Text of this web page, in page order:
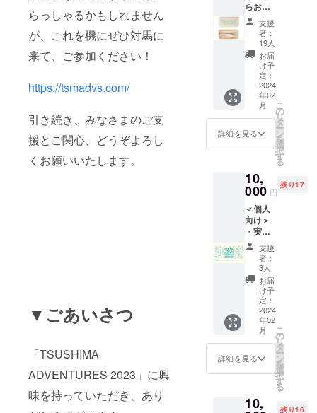
らっしゃるかもしれません
が、これを機にぜひ対馬に
来て、ご参加ください！
https://tsmadvs.com/
引き続き、みなさまのご支
援とご関心、どうぞよろし
くお願いいたします。
▼ごあいさつ
「TSUSHIMA
ADVENTURES 2023」に興
味を持っていただき、あり
※1 ユー
ザー名
以外の
掲載を
ご希望
の方
は、備
考欄に
ご記入
くださ
い。
らお礼
メッ
セージ
・公式
サイト
にユー
ザー名
を掲載
（※1）
・TAと
「村松
拓と伊
地知
潔」オ
ルコラ
ボカト
ラリー
セット
（サイ
ン入
り）
（※2）
・「村
松拓と
伊地知
潔」に
よるTA
オリジ
ナルレ
シピ ※1
ユー
ご希望
支援
者：
19人
お届
け予
定：
2024
年02
月
詳細を見る
こ
の
リ
タ
ー
ン
を
選
択
す
る
10,
000 円
残り17
＜個人
向け＞
・実行
委員か
らお礼
メッ
セージ
・公式
サイト
にユー
ザー名
を掲載
（※1）
・会場
にユー
ザー名
※1 ユー
支援
者：
3人
お届
け予
定：
2024
年02
月
詳細を見る
こ
の
リ
タ
ー
ン
を
選
択
す
る
10, 残り16